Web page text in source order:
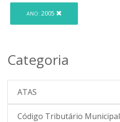
ANO: 2005
Categoria
ATAS
Código Tributário Municipal